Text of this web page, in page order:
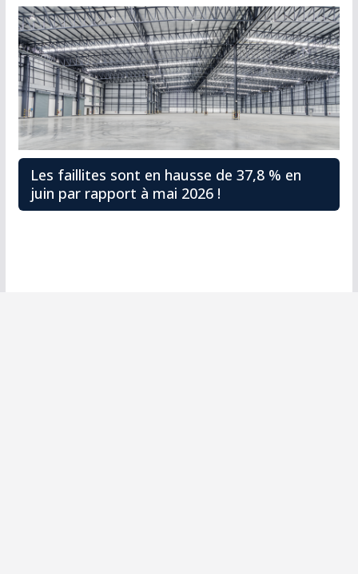
Les faillites sont en hausse de 37,8 % en
juin par rapport à mai 2026 !